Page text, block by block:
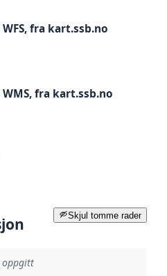
fra kart.ssb.no
fra kart.ssb.no
Skjul tomme rader
oppgitt